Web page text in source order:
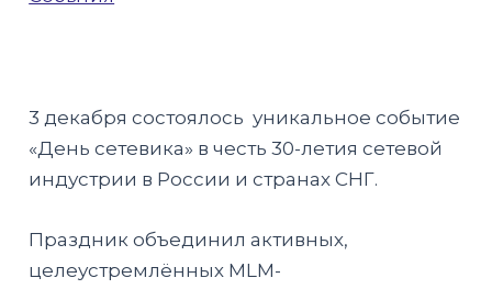
3 декабря состоялось уникальное событие
«День сетевика» в честь 30-летия сетевой
индустрии в России и странах СНГ.
Праздник объединил активных,
целеустремлённых MLM-